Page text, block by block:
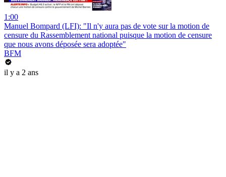
1:00
Manuel Bompard (LFI): "Il n'y aura pas de vote sur la motion de
censure du Rassemblement national puisque la motion de censure
que nous avons déposée sera adoptée"
BFM
il y a 2 ans